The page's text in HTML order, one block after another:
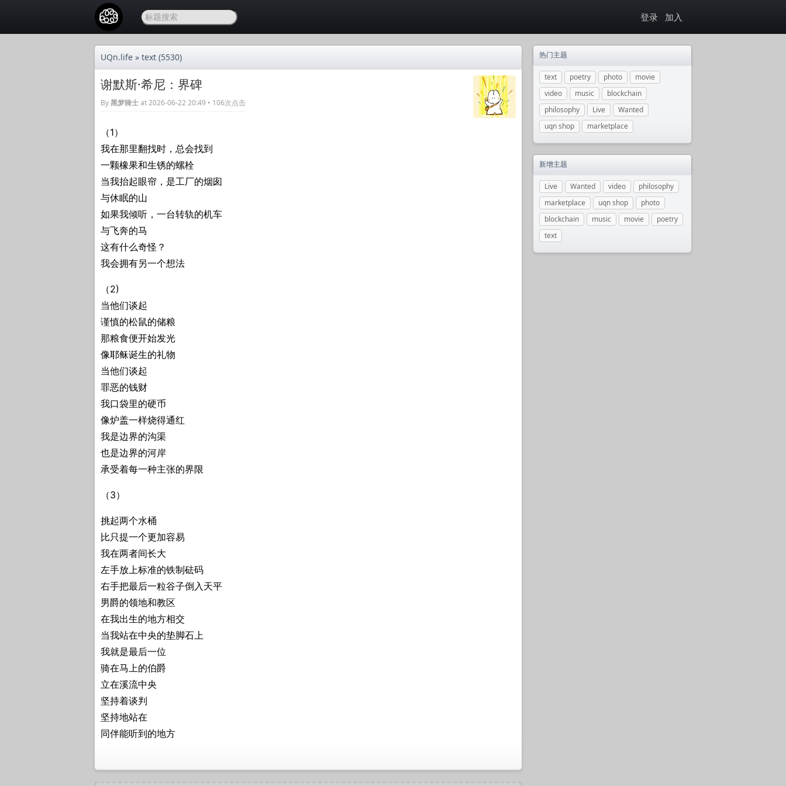
登录 加入
UQn.life » text (5530)
谢默斯·希尼：界碑
By黑梦骑士at 2026-06-22 20:49 • 106次点击
（1）
我在那里翻找时，总会找到
一颗橡果和生锈的螺栓
当我抬起眼帘，是工厂的烟囱
与休眠的山
如果我倾听，一台转轨的机车
与飞奔的马
这有什么奇怪？
我会拥有另一个想法
（2)
当他们谈起
谨慎的松鼠的储粮
那粮食便开始发光
像耶稣诞生的礼物
当他们谈起
罪恶的钱财
我口袋里的硬币
像炉盖一样烧得通红
我是边界的沟渠
也是边界的河岸
承受着每一种主张的界限
（3）
挑起两个水桶
比只提一个更加容易
我在两者间长大
左手放上标准的铁制砝码
右手把最后一粒谷子倒入天平
男爵的领地和教区
在我出生的地方相交
当我站在中央的垫脚石上
我就是最后一位
骑在马上的伯爵
立在溪流中央
坚持着谈判
坚持地站在
同伴能听到的地方
热门主题
text poetry photo
movie
video
music
blockchain
philosophy
Live
Wanted
uqn shop
marketplace
新增主题
Live Wanted video
philosophy
marketplace
uqn shop
photo
blockchain
music movie
poetry
text